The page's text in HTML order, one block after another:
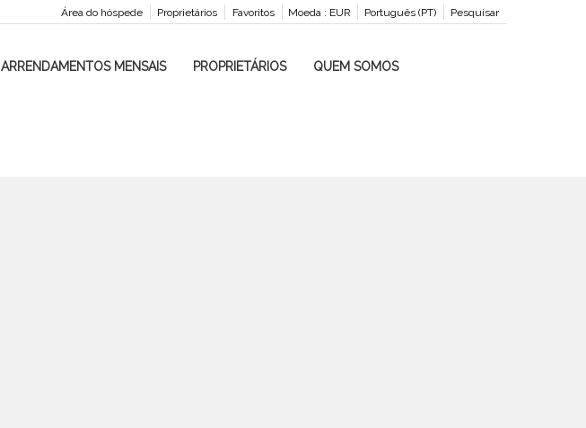
Pesquisar
Português (PT)
Moeda : EUR
Favoritos
Proprietários
Área do hóspede
ARRENDAMENTOS MENSAIS PROPRIETÁRIOS QUEM SOMOS